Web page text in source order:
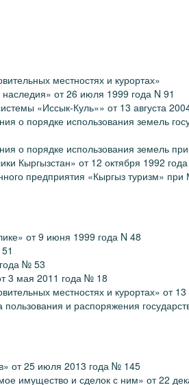
местностях и курортах»
от 26 июля 1999 года N 91
«Иссык-Куль»» от 13 августа
о порядке использования земель
о порядке использования земель
Кыргызстан» от 12 октября 1992
предприятия «Кыргыз туризм» при
от 9 июня 1999 года N 48
№ 53
3 мая 2011 года № 18
местностях и курортах» от
пользования и распоряжения
от 25 июля 2013 года № 145
имущество и сделок с ним» от 22